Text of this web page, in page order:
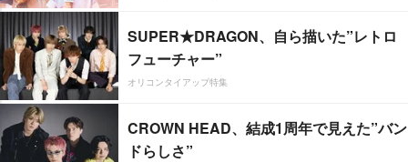
SUPER★DRAGON、自ら描いた”レトロ
フューチャー”
オリコンタイアップ特集
CROWN HEAD、結成1周年で見えた”バン
ドらしさ”